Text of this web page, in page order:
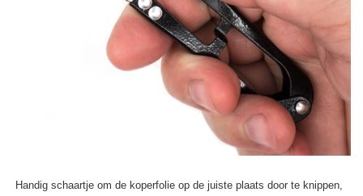
Handig schaartje om de koperfolie op de juiste plaats door te knippen,